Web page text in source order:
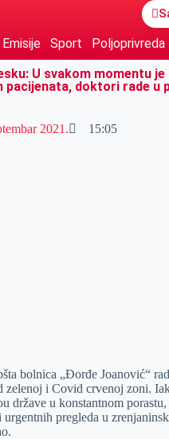
Emisije Sport Poljoprivreda
U svakom momentu je
pacijenata, doktori rade u
2021. 15:05
bolnica „Đorđe Joanović“
zelenoj i Covid crvenoj zoni.
države u konstantnom
pregleda u